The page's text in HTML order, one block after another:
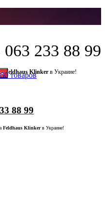
Feldhaus Klinker в Украине!
063 233 88 99
88 99
товаров
Feldhaus Klinkerв Украине!